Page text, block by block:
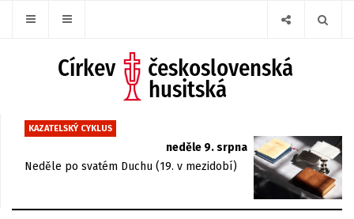
KAZATELSKÝ CYKLUS
neděle 9. srpna
Neděle po svatém Duchu (19. v mezidobí)